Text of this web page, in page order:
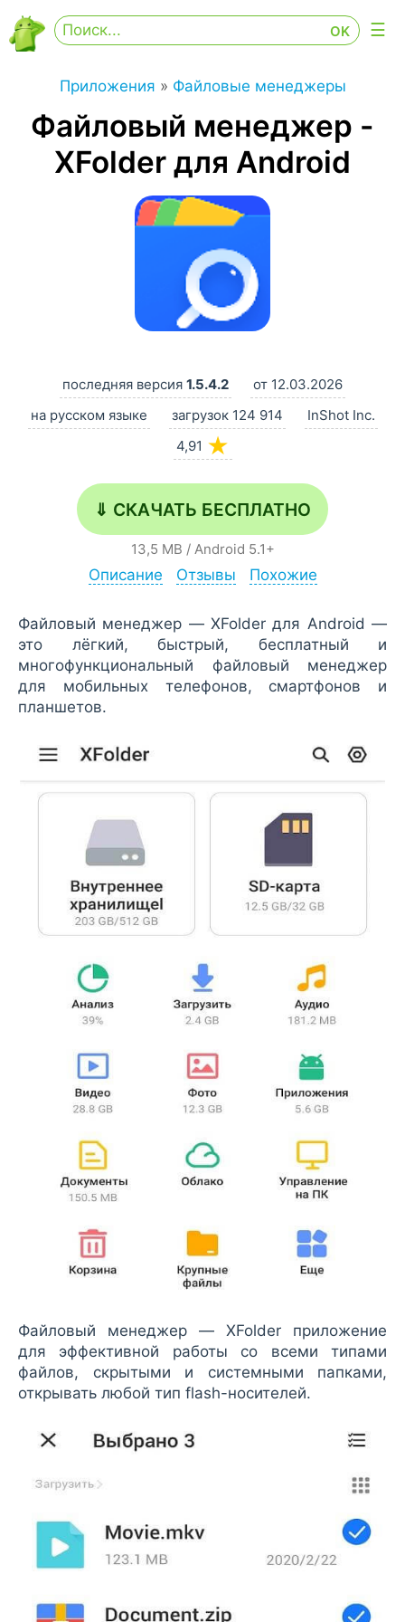
Приложения » Файловые менеджеры
Файловый менеджер -
XFolder для Android
последняя версия 1.5.4.2
от 12.03.2026
на русском языке
загрузок 124 914
InShot Inc.
4,91 ★
⇓ СКАЧАТЬ БЕСПЛАТНО
13,5 MB / Android 5.1+
Описание Отзывы Похожие
Файловый менеджер — XFolder для Android —
это лёгкий, быстрый, бесплатный и
многофункциональный файловый менеджер
для мобильных телефонов, смартфонов и
планшетов.
Файловый менеджер — XFolder приложение
для эффективной работы со всеми типами
файлов, скрытыми и системными папками,
открывать любой тип flash-носителей.